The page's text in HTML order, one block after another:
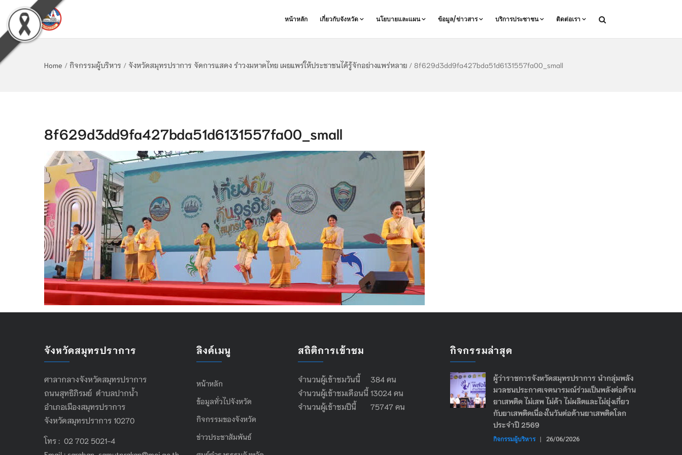
หน้าหลัก เกี่ยวกับจังหวัด นโยบายและแผน ข้อมูล/ข่าวสาร บริการประชาชน ติดต่อเรา
Home / กิจกรรมผู้บริหาร / จังหวัดสมุทรปราการ จัดการแสดง รำวงมหาดไทย เผยแพร่ให้ประชาชนได้รู้จักอย่างแพร่หลาย / 8f629d3dd9fa427bda51d6131557fa00_small
8f629d3dd9fa427bda51d6131557fa00_small
จังหวัดสมุทรปราการ
ศาลากลางจังหวัดสมุทรปราการ
ถนนสุทธิภิรมย์ ตำบลปากน้ำ
อำเภอเมืองสมุทรปราการ
จังหวัดสมุทรปราการ 10270
โทร : 02 702 5021-4
ลิงค์เมนู
หน้าหลัก
ข้อมูลทั่วไปจังหวัด
กิจกรรมของจังหวัด
ข่าวประชาสัมพันธ์
สถิติการเข้าชม
จำนวนผู้เข้าชมวันนี้ 384 คน
จำนวนผู้เข้าชมเดือนนี้ 13024 คน
จำนวนผู้เข้าชมปีนี้ 75747 คน
กิจกรรมล่าสุด
ผู้ว่าราชการจังหวัดสมุทรปราการ นำกลุ่มพลัง
มวลชนประกาศเจตนารมณ์ร่วมเป็นพลังต่อต้าน
ยาเสพติด ไม่เสพ ไม่ค้า ไม่ผลิตและไม่ยุ่งเกี่ยว
กับยาเสพติดเนื่องในวันต่อต้านยาเสพติดโลก
ประจำปี 2569
กิจกรรมผู้บริหาร | 26/06/2026